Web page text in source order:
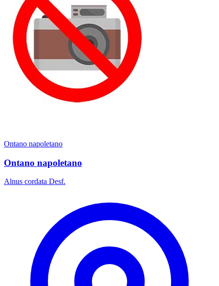
Ontano napoletano
Ontano napoletano
Alnus cordata Desf.